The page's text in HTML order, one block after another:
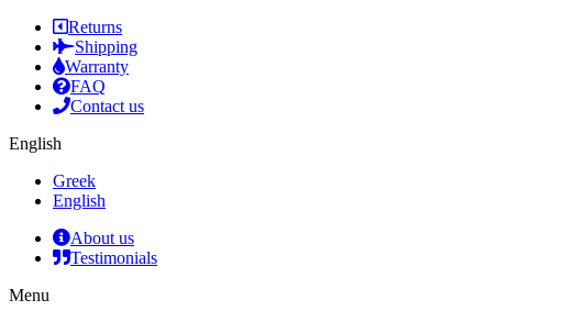
Returns
Shipping
Warranty
FAQ
Contact us
English
Greek
English
About us
Testimonials
Menu